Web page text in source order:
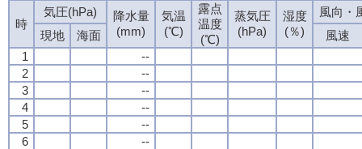
時
気圧(hPa)
降水量
(mm)
気温
(℃)
露点
温度
(℃)
蒸気圧
(hPa)
湿度
(％)
風向・
現地
海面
風速
1
--
2
--
3
--
4
--
5
--
6
--